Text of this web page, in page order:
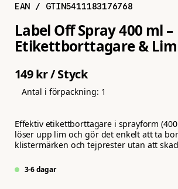
EAN / GTIN5411183176768
Label Off Spray 400 ml –
Etikettborttagare &
149 kr/ Styck
Antal i förpackning: 1
Effektiv etikettborttagare i sprayform
löser upp lim och gör det enkelt att ta
klistermärken och tejprester utan att
3-6 dagar